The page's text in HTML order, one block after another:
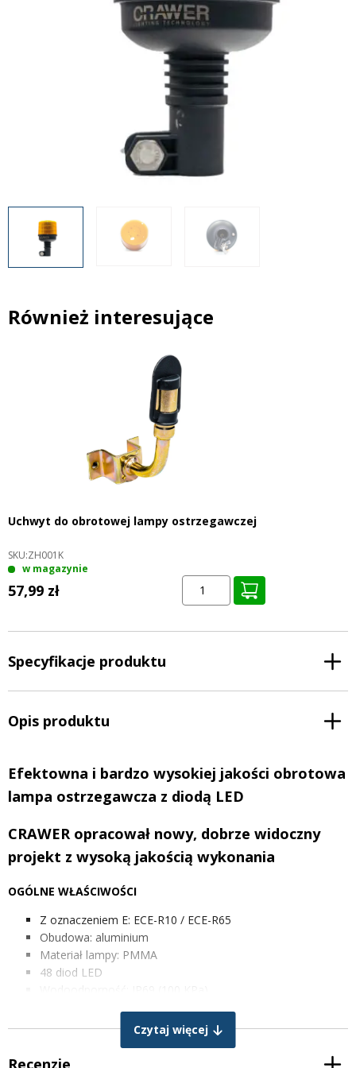
Często zadawane pytania
Bezpłatny projekt oświetlenia
+48 723 353 044
Często zadawane pytania
Również interesujące
Uchwyt do obrotowej lampy ostrzegawczej
SKU:ZH001K
w magazynie
57,99 zł
Specyfikacje produktu
Opis produktu
Efektowna i bardzo wysokiej jakości obrotowa
lampa ostrzegawcza z diodą LED
CRAWER opracował nowy, dobrze widoczny
projekt z wysoką jakością wykonania
OGÓLNE WŁAŚCIWOŚCI
Z oznaczeniem E: ECE-R10 / ECE-R65
Obudowa: aluminium
Materiał lampy: PMMA
48 diod LED
przełączanie za pomocą przełącznika
Zawór zapobiegający skraplaniu się wody
Czytaj więcej
Recenzje